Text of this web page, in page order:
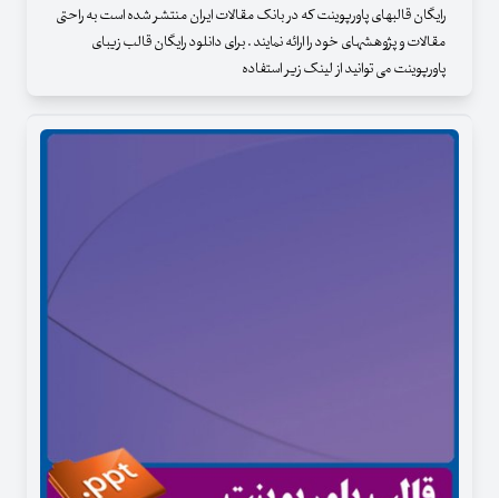
رایگان قالبهای پاورپوینت که در بانک مقالات ایران منتشر شده است به راحتی
مقالات و پژوهشهای خود را ارائه نمایند . برای دانلود رایگان قالب زیبای
پاورپوینت می توانید از لینک زیر استفاده